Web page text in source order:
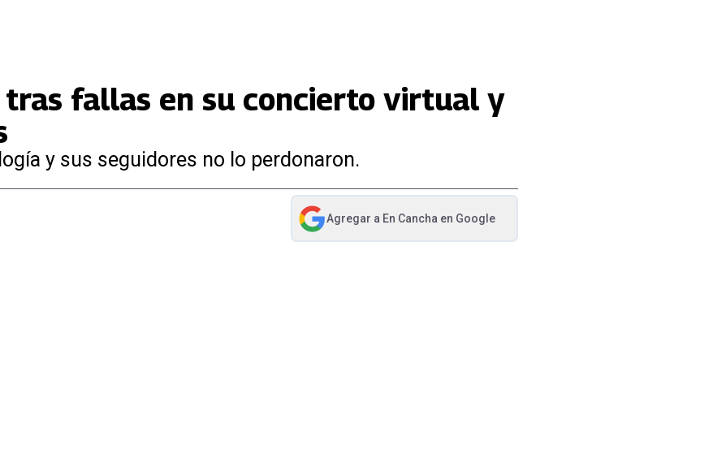
tras fallas en su concierto virtual y
y sus seguidores no lo perdonaron.
Agregar a En Cancha en Google
abre en nueva pestaña